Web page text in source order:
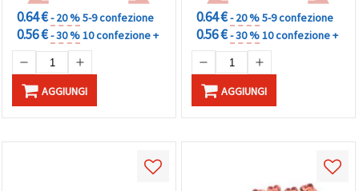
0.64 €- 20 %5-9 confezione
0.56 €- 30 %10 confezione +
AGGIUNGI
0.64 €- 20 %5-9 confezione
0.56 €- 30 %10 confezione +
AGGIUNGI